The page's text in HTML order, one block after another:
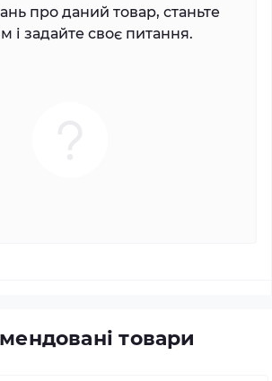
про даний товар, станьте
і задайте своє питання.
товари